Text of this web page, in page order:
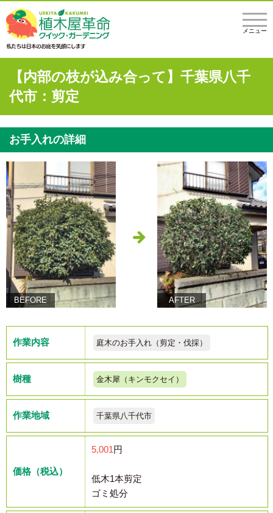
メニュー
【内部の枝が込み合って】千葉県八千
代市：剪定
お手入れの詳細
BEFORE AFTER
作業内容 庭木のお手入れ（剪定・伐採）
樹種 金木犀（キンモクセイ）
作業地域 千葉県八千代市
価格（税込）
5,001円
低木1本剪定
ゴミ処分